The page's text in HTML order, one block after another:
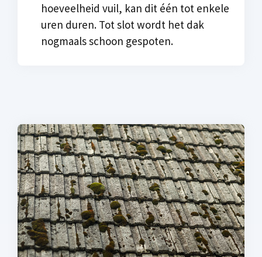
hoeveelheid vuil, kan dit één tot enkele
uren duren. Tot slot wordt het dak
nogmaals schoon gespoten.